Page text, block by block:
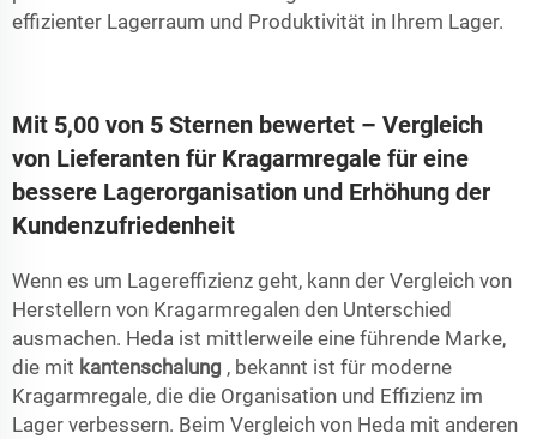
effizienter Lagerraum und Produktivität in Ihrem Lager.
Mit 5,00 von 5 Sternen bewertet – Vergleich
von Lieferanten für Kragarmregale für eine
bessere Lagerorganisation und Erhöhung der
Kundenzufriedenheit
Wenn es um Lagereffizienz geht, kann der Vergleich von
Herstellern von Kragarmregalen den Unterschied
ausmachen. Heda ist mittlerweile eine führende Marke,
die mit kantenschalung , bekannt ist für moderne
Kragarmregale, die die Organisation und Effizienz im
Lager verbessern. Beim Vergleich von Heda mit anderen